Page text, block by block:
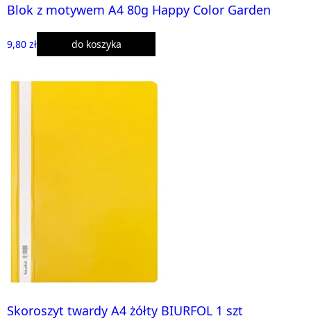
Blok z motywem A4 80g Happy Color Garden
9,80 zł do koszyka
Skoroszyt twardy A4 żółty BIURFOL 1 szt